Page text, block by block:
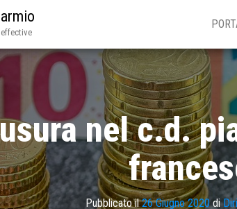
nel c.d.
Pubblicato il26 Giugno 2020di